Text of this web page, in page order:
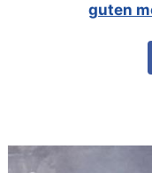
guten